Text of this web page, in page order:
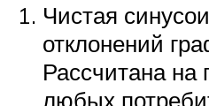
Чистая
отклонений
Рассчитана на
любых